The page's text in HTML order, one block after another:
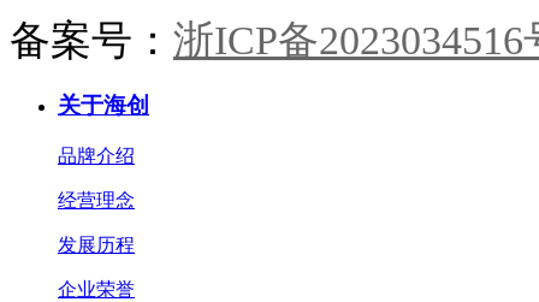
备案号： 浙ICP备2023034516
关于海创
品牌介绍
经营理念
发展历程
企业荣誉